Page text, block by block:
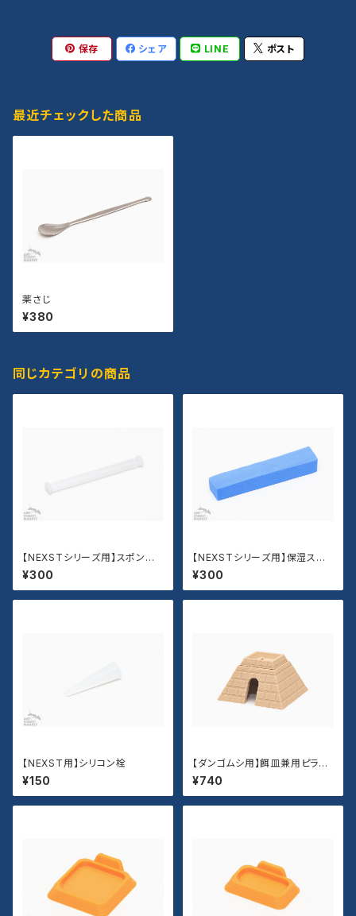
保存 シェア LINE ポスト
最近チェックした商品
薬さじ
¥380
同じカテゴリの商品
【NEXSTシリーズ用】スポンジ
ストッパー
¥300
【NEXSTシリーズ用】保湿スポ
ンジ
¥300
【NEXST用】シリコン栓
¥150
【ダンゴムシ用】餌皿兼用ピラミ
ッドシェルター
¥740